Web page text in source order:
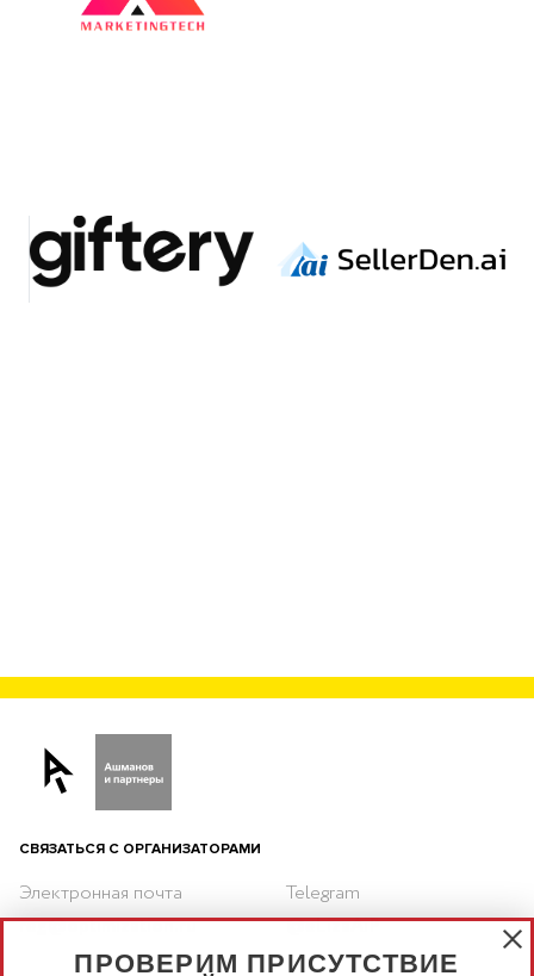
СВЯЗАТЬСЯ С ОРГАНИЗАТОРАМИ
Электронная почта
reg@optimization.ru
Telegram
@eLizaAiP
ПРОВЕРИМ ПРИСУТСТВИЕ